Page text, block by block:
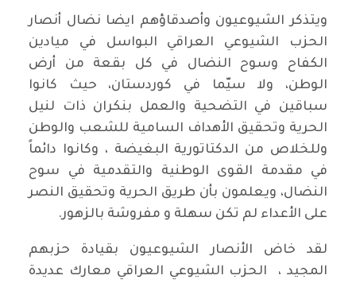
ويتذكر الشيوعيون وأصدقاؤهم ايضا نضال أنصار
الحزب الشيوعي العراقي البواسل في ميادين
الكفاح وسوح النضال في كل بقعة من أرض
الوطن، ولا سيّما في كوردستان، حيث كانوا
سباقين في التضحية والعمل بنكران ذات لنيل
الحرية وتحقيق الأهداف السامية للشعب والوطن
وللخلاص من الدكتاتورية البغيضة ، وكانوا دائماً
في مقدمة القوى الوطنية والتقدمية في سوح
النضال، ويعلمون بأن طريق الحرية وتحقيق النصر
على الأعداء لم تكن سهلة و مفروشة بالزهور.
لقد خاض الأنصار الشيوعيون بقيادة حزبهم
المجيد ، الحزب الشيوعي العراقي معارك عديدة